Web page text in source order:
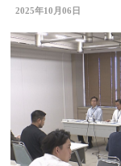
2025年10月06日